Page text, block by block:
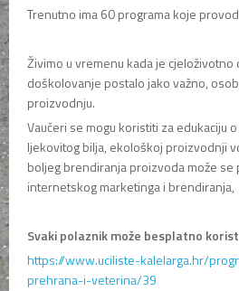
Trenutno ima 60 programa koje
Živimo u vremenu kada je cjeloživotno
doškolovanje postalo jako važno,
proizvodnju.
Vaučeri se mogu koristiti za edukaciju
ljekovitog bilja, ekološkoj proizvodnji
boljeg brendiranja proizvoda može se
internetskog marketinga i
Svaki polaznik može besplatno
https://www.uciliste-kalelarga.hr/
prehrana-i-veterina/39